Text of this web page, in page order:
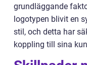
grundläggande
logotypen blivit en
stil, och detta har
koppling till sina